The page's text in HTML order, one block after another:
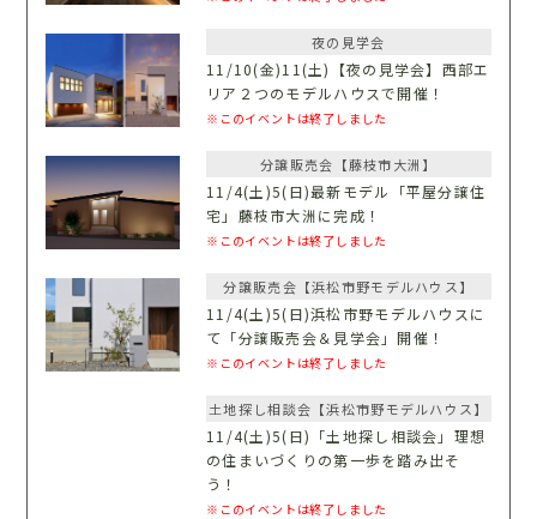
夜の見学会
11/10(金)11(土)【夜の見学会】西部エ
リア２つのモデルハウスで開催！
※このイベントは終了しました
分譲販売会【藤枝市大洲】
11/4(土)5(日)最新モデル「平屋分譲住
宅」藤枝市大洲に完成！
※このイベントは終了しました
分譲販売会【浜松市野モデルハウス】
11/4(土)5(日)浜松市野モデルハウスに
て「分譲販売会＆見学会」開催！
※このイベントは終了しました
土地探し相談会【浜松市野モデルハウス】
11/4(土)5(日)「土地探し相談会」理想
の住まいづくりの第一歩を踏み出そ
う！
※このイベントは終了しました